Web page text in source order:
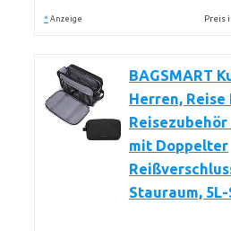
* Anzeige Preis
BAGSMART
Herren,
mit Doppelter
Stauraum,